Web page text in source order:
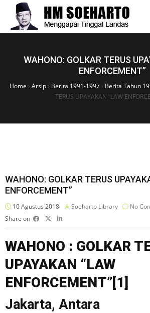
WAHONO: GOLKAR TERUS
ENFORCEMENT”
Home › Arsip › Berita 1991-1997 › Berita Tahun
TERUS UPAYAKAN “LAW
WAHONO: GOLKAR TERUS
ENFORCEMENT”
10 Agustus 2018 Soeharto Library No
Share on
WAHONO : GOLKAR
UPAYAKAN “LAW
ENFORCEMENT”[1]
Jakarta, Antara